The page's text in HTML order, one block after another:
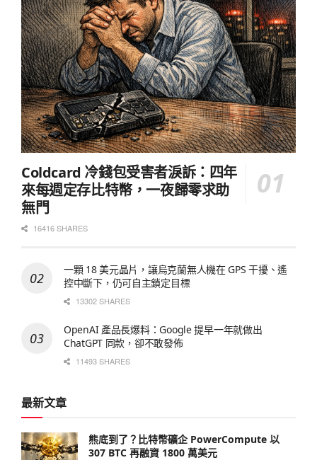
Coldcard 冷錢包受害者淚訴：四年
來每週定存比特幣，一夜歸零求助
無門
16416 SHARES
一顆 18 美元晶片，讓烏克蘭無人機在 GPS 干擾、遙
控中斷下，仍可自主鎖定目標
13302 SHARES
OpenAI 產品長爆料：Google 提早一年就做出
ChatGPT 同款，卻不敢發佈
11493 SHARES
最新文章
熊底到了？比特幣礦企 PowerCompute 以
307 BTC 再融資 1800 萬美元